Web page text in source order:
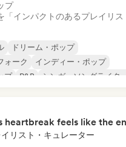
プ
「インパクトのあるプレイリス
ドリーム・ポップ
ォーク
インディー・ポップ
プ
R&B
シンガーソングライター
リスト・キュレーター